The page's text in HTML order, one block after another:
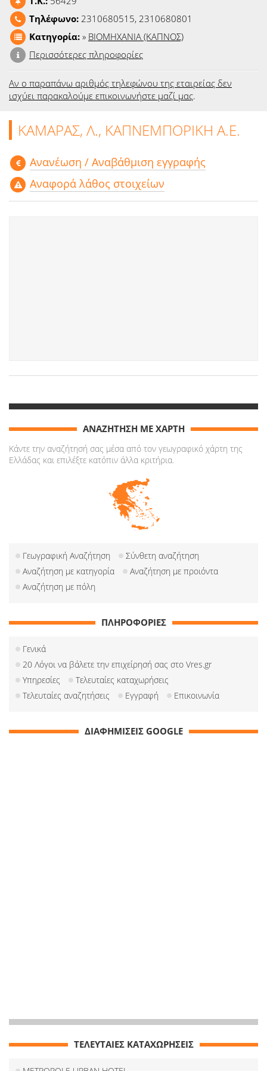
Ειδήσεις
Παιχνίδια
Ραδιόφωνο
Ταινίες
Τηλέφωνο: 2310680515, 2310680801
Κατηγορία: » ΒΙΟΜΗΧΑΝΙΑ (ΚΑΠΝΟΣ)
Περισσότερες πληροφορίες
Αν ο παραπάνω αριθμός τηλεφώνου της εταιρείας δεν
ισχύει παρακαλούμε επικοινωνήστε μαζί μας.
ΚΑΜΑΡΑΣ, Λ., ΚΑΠΝΕΜΠΟΡΙΚΗ Α.Ε.
Aνανέωση / Αναβάθμιση εγγραφής
Αναφορά λάθος στοιχείων
ΑΝΑΖΗΤΗΣΗ ΜΕ ΧΑΡΤΗ
Κάντε την αναζήτησή σας μέσα από τον γεωγραφικό χάρτη της
Ελλάδας και επιλέξτε κατόπιν άλλα κριτήρια.
Γεωγραφική Αναζήτηση
Σύνθετη αναζήτηση
Αναζήτηση με κατηγορία
Αναζήτηση με προιόντα
Αναζήτηση με πόλη
ΠΛΗΡΟΦΟΡΙΕΣ
Γενικά
20 Λόγοι να βάλετε την επιχείρησή σας στο Vres.gr
Υπηρεσίες
Τελευταίες καταχωρήσεις
Τελευταίες αναζητήσεις
Εγγραφή Επικοινωνία
ΔΙΑΦΗΜΙΣΕΙΣ GOOGLE
ΤΕΛΕΥΤΑΙΕΣ ΚΑΤΑΧΩΡΗΣΕΙΣ